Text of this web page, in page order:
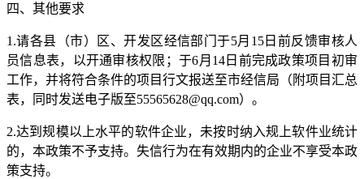
四、其他要求
1.请各县（市）区、开发区经信部门于5月15日前反馈审核人
员信息表，以开通审核权限；于6月14日前完成政策项目初审
工作，并将符合条件的项目行文报送至市经信局（附项目汇总
表，同时发送电子版至55565628@qq.com）。
2.达到规模以上水平的软件企业，未按时纳入规上软件业统计
的，本政策不予支持。失信行为在有效期内的企业不享受本政
策支持。